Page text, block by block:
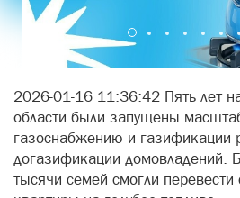
2026-01-16 11:36:42 Пять лет
области были запущены
газоснабжению и газификации
догазификации домовладений.
тысячи семей смогли